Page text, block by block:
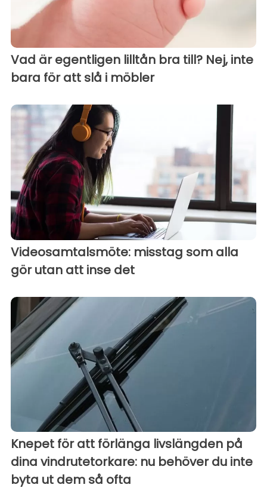
Vad är egentligen lilltån bra till? Nej, inte
bara för att slå i möbler
Videosamtalsmöte: misstag som alla
gör utan att inse det
Knepet för att förlänga livslängden på
dina vindrutetorkare: nu behöver du inte
byta ut dem så ofta